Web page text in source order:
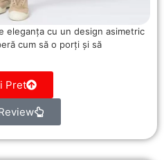
eleganța cu un design asimetric
cum să o porți și să
Pret